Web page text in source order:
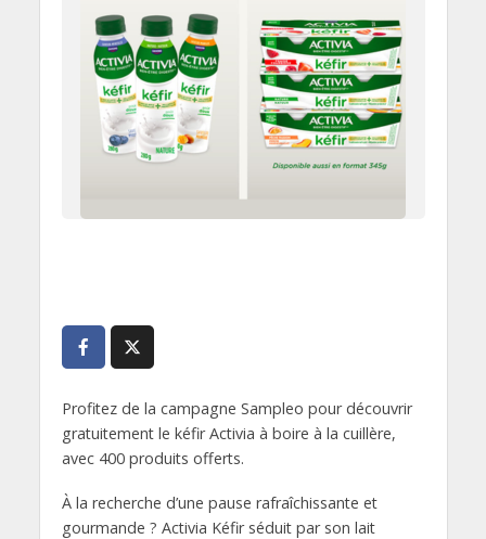
Profitez de la campagne Sampleo pour découvrir
gratuitement le kéfir Activia à boire à la cuillère,
avec 400 produits offerts.
À la recherche d’une pause rafraîchissante et
gourmande ? Activia Kéfir séduit par son lait